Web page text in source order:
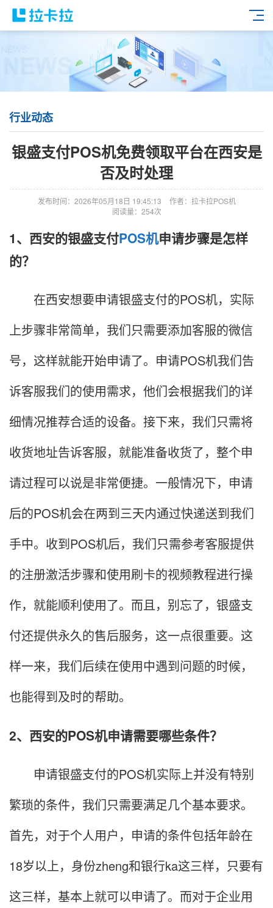
行业动态
银盛支付POS机免费领取平台在西安是
否及时处理
发布时间：2026年05月18日 19:45:13
作者：拉卡拉POS机
阅读量：254次
1、西安的银盛支付POS机申请步骤是怎样
的？
在西安想要申请银盛支付的POS机，实际
上步骤非常简单，我们只需要添加客服的微信
号，这样就能开始申请了。申请POS机我们告
诉客服我们的使用需求，他们会根据我们的详
细情况推荐合适的设备。接下来，我们只需将
收货地址告诉客服，就能准备收货了，整个申
请过程可以说是非常便捷。一般情况下，申请
后的POS机会在两到三天内通过快递送到我们
手中。收到POS机后，我们只需参考客服提供
的注册激活步骤和使用刷卡的视频教程进行操
作，就能顺利使用了。而且，别忘了，银盛支
付还提供永久的售后服务，这一点很重要。这
样一来，我们后续在使用中遇到问题的时候，
也能得到及时的帮助。
2、西安的POS机申请需要哪些条件？
申请银盛支付的POS机实际上并没有特别
繁琐的条件，我们只需要满足几个基本要求。
首先，对于个人用户，申请的条件包括年龄在
18岁以上，身份zheng和银行ka这三样，只要有
这三样，基本上就可以申请了。而对于企业用